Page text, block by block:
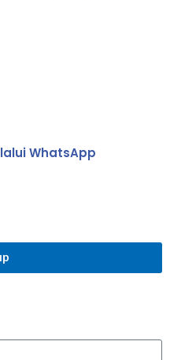
WhatsApp